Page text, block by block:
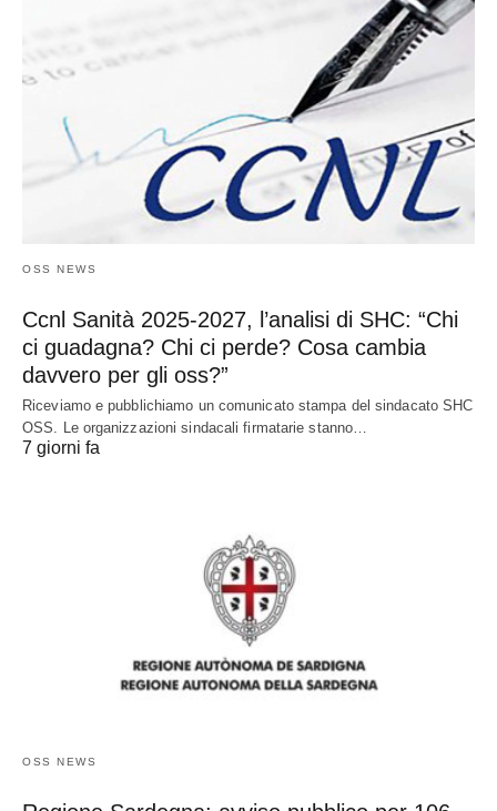
OSS NEWS
Ccnl Sanità 2025-2027, l’analisi di SHC: “Chi
ci guadagna? Chi ci perde? Cosa cambia
davvero per gli oss?”
Riceviamo e pubblichiamo un comunicato stampa del sindacato SHC
OSS. Le organizzazioni sindacali firmatarie stanno…
7 giorni fa
OSS NEWS